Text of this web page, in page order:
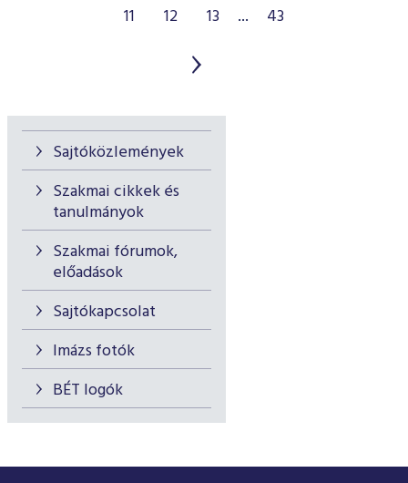
Sajtóközlemények
Szakmai cikkek és
tanulmányok
Szakmai fórumok,
előadások
Sajtókapcsolat
Imázs fotók
BÉT logók
11
12 13 ... 43